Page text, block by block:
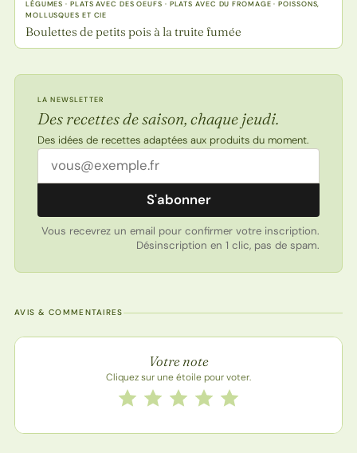
LÉGUMES · PLATS AVEC DES OEUFS · PLATS AVEC DU FROMAGE · POISSONS,
MOLLUSQUES ET CIE
Boulettes de petits pois à la truite fumée
LA NEWSLETTER
Des recettes de saison, chaque jeudi.
Des idées de recettes adaptées aux produits du moment.
Adresse email
S'abonner
Vous recevrez un email pour confirmer votre inscription.
Désinscription en 1 clic, pas de spam.
AVIS & COMMENTAIRES
Note de la recette
Votre note
Cliquez sur une étoile pour voter.
Notez cette recette de 1 à 5 étoiles
5 étoiles
4 étoiles
3 étoiles
2 étoiles
1 étoile